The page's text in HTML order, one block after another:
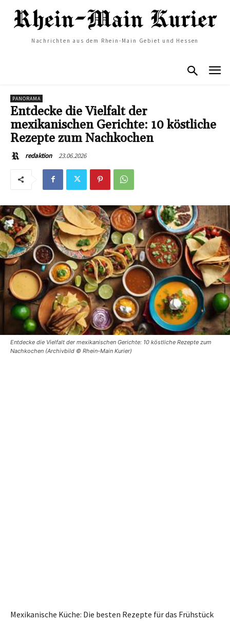
Nachrichten aus dem Rhein-Main Gebiet und Hessen
PANORAMA
Entdecke die Vielfalt der
mexikanischen Gerichte: 10 köstliche
Rezepte zum Nachkochen
redaktion 23.06.2026
Entdecke die Vielfalt der mexikanischen Gerichte: 10 köstliche Rezepte zum
Nachkochen (Archivbild © Rhein-Main Kurier)
Mexikanische Küche: Die besten Rezepte für das Frühstück